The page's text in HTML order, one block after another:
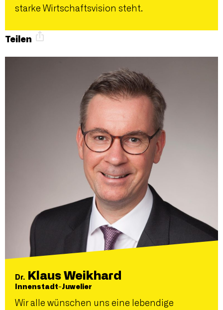
starke Wirtschaftsvision steht.
Teilen
Dr. Klaus Weikhard
Innenstadt-Juwelier
Wir alle wünschen uns eine lebendige